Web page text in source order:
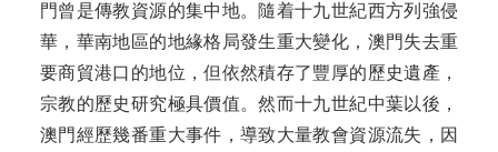
門曾是傳教資源的集中地。隨着十九世紀西方列強侵
華，華南地區的地緣格局發生重大變化，澳門失去重
要商貿港口的地位，但依然積存了豐厚的歷史遺產，
宗教的歷史研究極具價值。然而十九世紀中葉以後，
澳門經歷幾番重大事件，導致大量教會資源流失，因